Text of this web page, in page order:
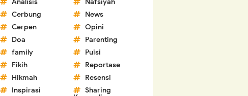
Analisis
Cerbung
Cerpen
Doa
family
Fikih
Hikmah
Inspirasi
Nafsiyah
News
Opini
Parenting
Puisi
Reportase
Resensi
Sharing